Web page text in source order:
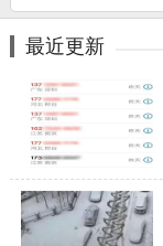
最近更新